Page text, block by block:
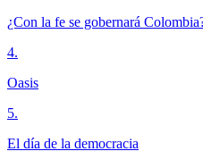
¿Con la fe se gobernará
4.
Oasis
5.
El día de la democracia